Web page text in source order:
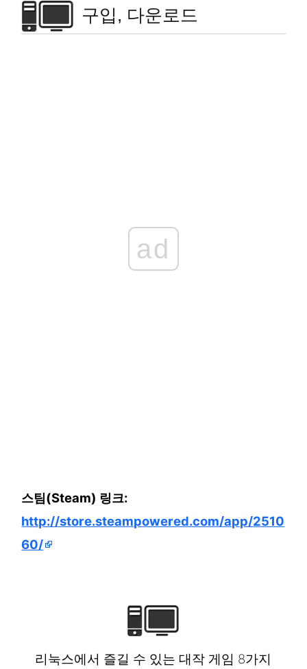
구입, 다운로드
ad
스팀(Steam) 링크:
http://store.steampowered.com/app/2510
60/
리눅스에서 즐길 수 있는 대작 게임 8가지